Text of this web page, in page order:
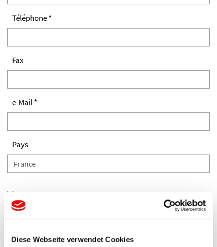
Diese Webseite verwendet Cookies
Téléphone *
Fax
e-Mail *
Pays
Veuillez confirmer que vous acceptez notre politique de
confidentialité. *